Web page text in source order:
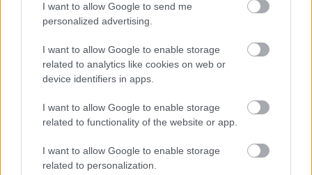
I want to allow Google to send me
personalized advertising.
I want to allow Google to enable storage
related to analytics like cookies on web or
device identifiers in apps.
I want to allow Google to enable storage
related to functionality of the website or app.
I want to allow Google to enable storage
related to personalization.
Csábítóan vörös ajkak
Nem csak a szemedre helyezheted a hangsúlyt,
ugyanis a vörösre festett ajkak minden évben
tarolnak az ünnepi időszakban, így ezeket bátran
kombinálhatod a csillogó szemfestékekkel is. Egy jól
megválasztott árnyalat, kipihentté és vibrálóvá teszi
elhanyagolható tényező, hogy a rúzsunknak bizony
tartósnak kell maradnia, hogy az evés és ivás